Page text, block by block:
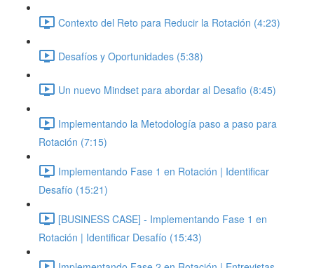
Contexto del Reto para Reducir la Rotación (4:23)
Desafíos y Oportunidades (5:38)
Un nuevo Mindset para abordar al Desafio (8:45)
Implementando la Metodología paso a paso para
Rotación (7:15)
Implementando Fase 1 en Rotación | Identificar
Desafío (15:21)
[BUSINESS CASE] - Implementando Fase 1 en
Rotación | Identificar Desafío (15:43)